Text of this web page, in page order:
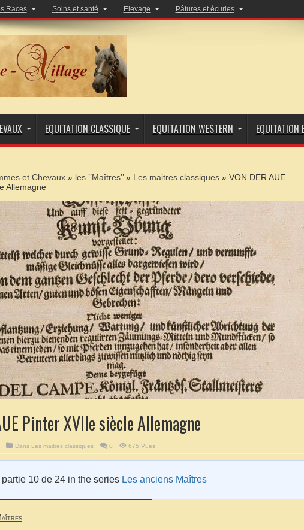
Races Soins et santé Elevage Pâtures et écuries
EQUITATION CLASSIQUE EQUITATION WESTERN EQUITATION
et Chevaux » les ’’Maîtres’’ » Les maitres classiques » VON DER AUE
Allemagne
Pinter XVIIe siècle Allemagne
Dans Les maitres classiques 0 675 Vues
10 de 24 in the series Les anciens Maîtres